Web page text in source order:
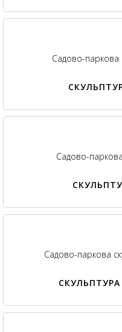
Садово-паркова
Садово-
Садово-паркова